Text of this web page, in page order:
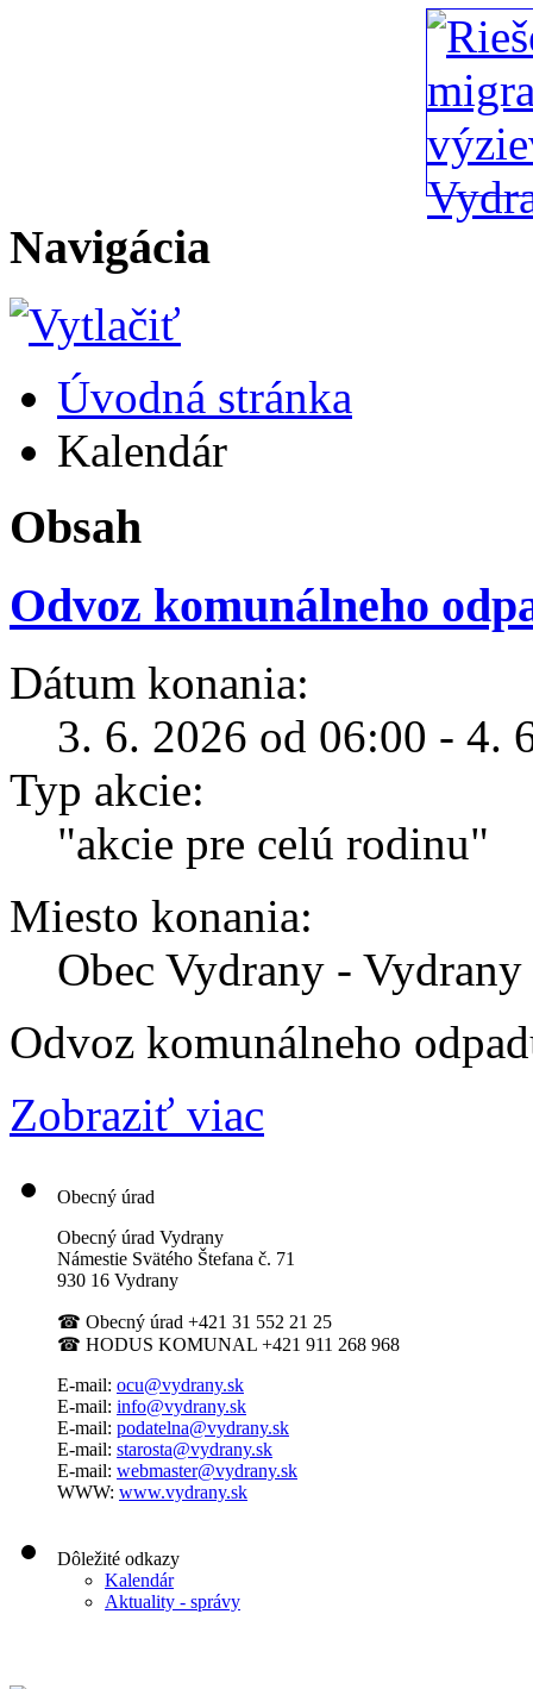
Navigácia
Úvodná stránka
Kalendár
Obsah
Odvoz komunálneho
Dátum konania:
3. 6. 2026 od 06:00 - 4.
Typ akcie:
"akcie pre celú rodinu"
Miesto konania:
Obec Vydrany - Vydrany
Odvoz komunálneho
Zobraziť viac
Obecný úrad
Obecný úrad Vydrany
Námestie Svätého Štefana č. 71
930 16 Vydrany
☎ Obecný úrad +421 31 552 21 25
☎ HODUS KOMUNAL +421 911 268 968
E-mail: ocu@vydrany.sk
E-mail: info@vydrany.sk
E-mail: podatelna@vydrany.sk
E-mail: starosta@vydrany.sk
E-mail: webmaster@vydrany.sk
WWW: www.vydrany.sk
Dôležité odkazy
Kalendár
Aktuality - správy